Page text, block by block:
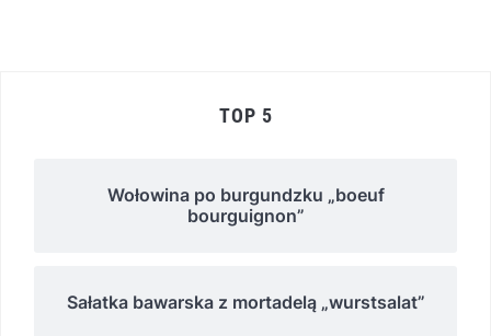
TOP 5
Wołowina po burgundzku „boeuf
bourguignon”
Sałatka bawarska z mortadelą „wurstsalat”